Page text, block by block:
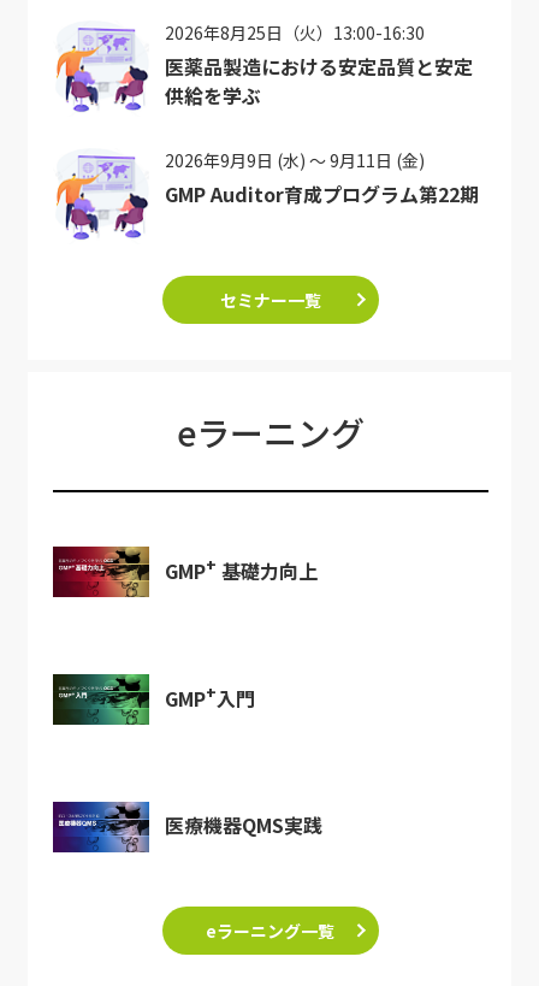
2026年8月25日（火）13:00-16:30
医薬品製造における安定品質と安定
供給を学ぶ
2026年9月9日 (水) ～ 9月11日 (金)
GMP Auditor育成プログラム第22期
セミナー一覧
eラーニング
GMP+ 基礎力向上
GMP+入門
医療機器QMS実践
eラーニング一覧